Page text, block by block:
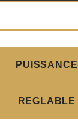
PUISSANCE
REGLABLE